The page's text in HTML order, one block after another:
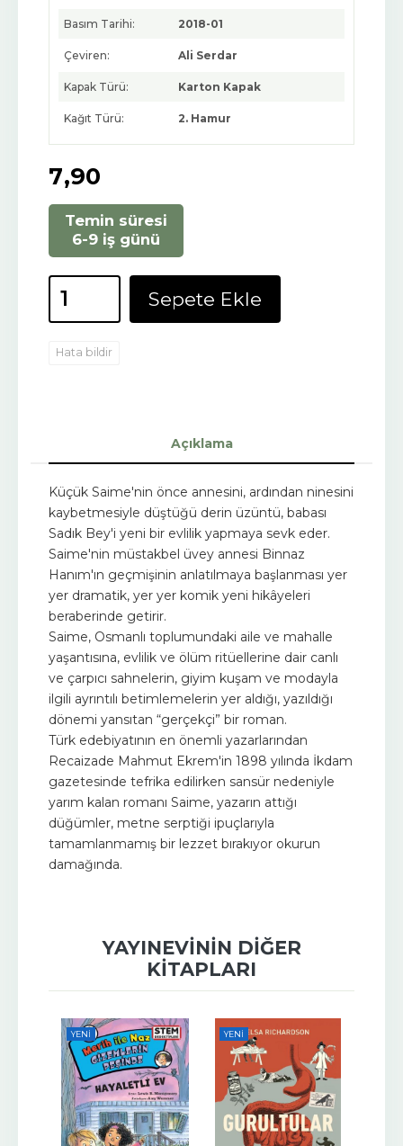
Basım Tarihi: 2018-01
Çeviren: Ali Serdar
Kapak Türü: Karton Kapak
Kağıt Türü: 2. Hamur
7,90
Temin süresi
6-9 iş günü
Sepete Ekle
Hata bildir
Açıklama
Küçük Saime'nin önce annesini, ardından ninesini
kaybetmesiyle düştüğü derin üzüntü, babası
Sadık Bey'i yeni bir evlilik yapmaya sevk eder.
Saime'nin müstakbel üvey annesi Binnaz
Hanım'ın geçmişinin anlatılmaya başlanması yer
yer dramatik, yer yer komik yeni hikâyeleri
beraberinde getirir.
Saime, Osmanlı toplumundaki aile ve mahalle
yaşantısına, evlilik ve ölüm ritüellerine dair canlı
ve çarpıcı sahnelerin, giyim kuşam ve modayla
ilgili ayrıntılı betimlemelerin yer aldığı, yazıldığı
dönemi yansıtan “gerçekçi” bir roman.
Türk edebiyatının en önemli yazarlarından
Recaizade Mahmut Ekrem'in 1898 yılında İkdam
gazetesinde tefrika edilirken sansür nedeniyle
yarım kalan romanı Saime, yazarın attığı
düğümler, metne serptiği ipuçlarıyla
tamamlanmamış bir lezzet bırakıyor okurun
damağında.
YAYINEVININ DIĞER
KITAPLARI
YENI YENI